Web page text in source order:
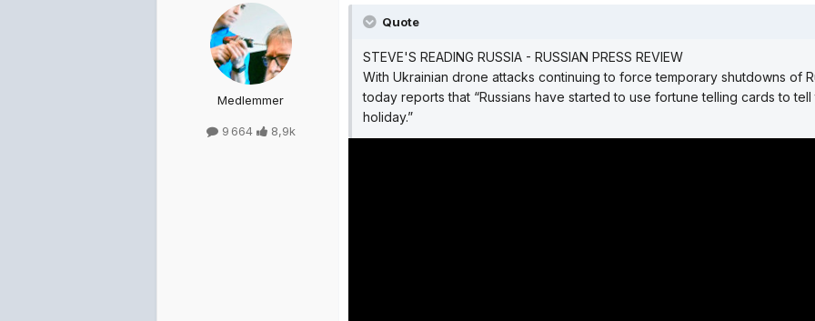
Medlemmer
9 664 8,9k
Quote
STEVE'S READING RUSSIA - RUSSIAN PRESS REVIEW
With Ukrainian drone attacks continuing to force temporary shutdowns of
today reports that “Russians have started to use fortune telling cards to
holiday.”